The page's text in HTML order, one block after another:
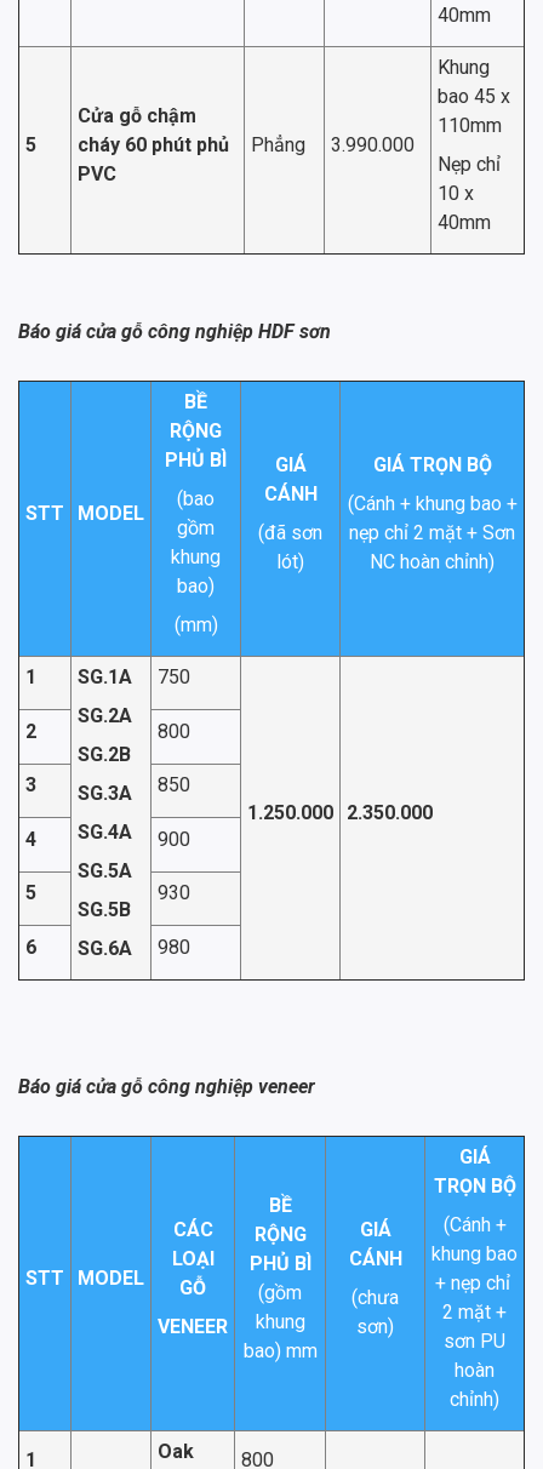
40mm
5
Cửa gỗ chậm
cháy 60 phút phủ
PVC
Phẳng 3.990.000
Khung
bao 45 x
110mm
Nẹp chỉ
10 x
40mm
Báo giá cửa gỗ công nghiệp HDF sơn
STT MODEL
BỀ
RỘNG
PHỦ BÌ
(bao
gồm
khung
bao)
(mm)
GIÁ
CÁNH
(đã sơn
lót)
GIÁ TRỌN BỘ
(Cánh + khung bao +
nẹp chỉ 2 mặt + Sơn
NC hoàn chỉnh)
1
SG.1A
SG.2A
SG.2B
SG.3A
SG.4A
SG.5A
SG.5B
SG.6A
750
1.250.000 2.350.000
2 800
3 850
4 900
5 930
6 980
Báo giá cửa gỗ công nghiệp veneer
STT MODEL
CÁC
LOẠI
GỖ
VENEER
BỀ
RỘNG
PHỦ BÌ
(gồm
khung
bao) mm
GIÁ
CÁNH
(chưa
sơn)
GIÁ
TRỌN BỘ
(Cánh +
khung bao
+ nẹp chỉ
2 mặt +
sơn PU
hoàn
chỉnh)
1 Oak 800